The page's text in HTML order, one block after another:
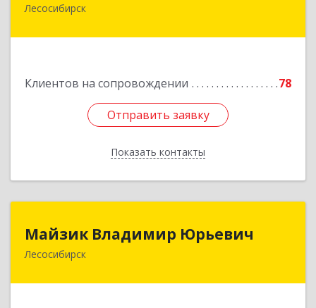
Лесосибирск
Клиентов на сопровождении 78
Отправить заявку
Показать контакты
662544, Красноярский край, Лесосибирск г,
Отправить заявку
Назад
Майзик Владимир Юрьевич
Лесосибирск